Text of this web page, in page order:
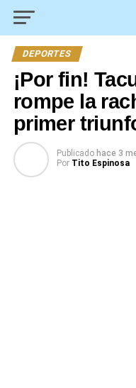
DEPORTES
¡Por fin!
rompe la
primer
Publicado hace 3
Por Tito Espinosa